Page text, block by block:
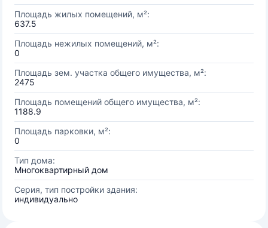
Площадь жилых помещений, м²:
637.5
Площадь нежилых помещений, м²:
0
Площадь зем. участка общего имущества, м²:
2475
Площадь помещений общего имущества, м²:
1188.9
Площадь парковки, м²:
0
Тип дома:
Многоквартирный дом
Серия, тип постройки здания:
индивидуально